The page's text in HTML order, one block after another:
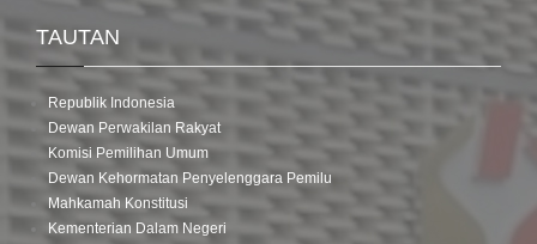
TAUTAN
Republik Indonesia
Dewan Perwakilan Rakyat
Komisi Pemilihan Umum
Dewan Kehormatan Penyelenggara Pemilu
Mahkamah Konstitusi
Kementerian Dalam Negeri